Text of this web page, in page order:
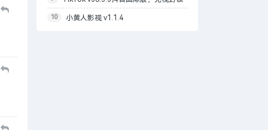
和下载限制，免拔卡[1月27更新]
10 小黄人影视 v1.1.4